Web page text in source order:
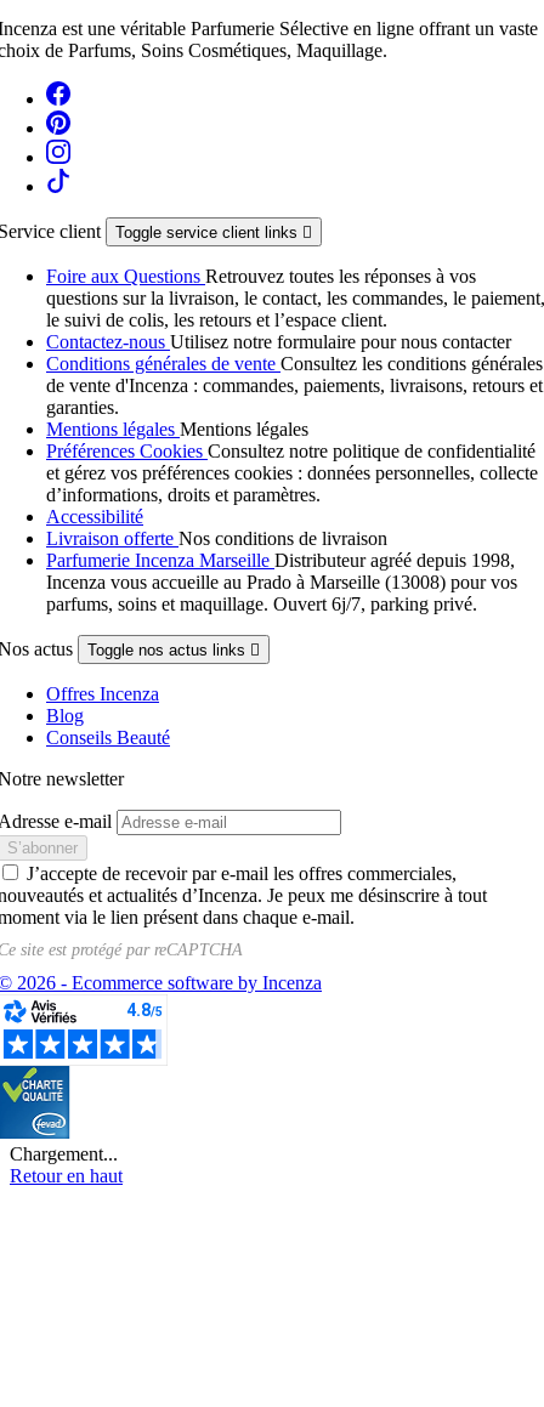
est une véritable Parfumerie Sélective en ligne offrant un vaste
de Parfums, Soins Cosmétiques, Maquillage.
client Toggle service client links 
Foire aux Questions Retrouvez toutes les réponses à vos
questions sur la livraison, le contact, les commandes, le paiement,
le suivi de colis, les retours et l’espace client.
Contactez-nous Utilisez notre formulaire pour nous contacter
Conditions générales de vente Consultez les conditions générales
de vente d'Incenza : commandes, paiements, livraisons, retours et
garanties.
Mentions légales Mentions légales
Préférences Cookies Consultez notre politique de confidentialité
et gérez vos préférences cookies : données personnelles, collecte
d’informations, droits et paramètres.
Accessibilité
Livraison offerte Nos conditions de livraison
Parfumerie Incenza Marseille Distributeur agréé depuis 1998,
Incenza vous accueille au Prado à Marseille (13008) pour vos
parfums, soins et maquillage. Ouvert 6j/7, parking privé.
actus Toggle nos actus links 
Offres Incenza
Blog
Conseils Beauté
newsletter
e-mail
J’accepte de recevoir par e-mail les offres commerciales,
et actualités d’Incenza. Je peux me désinscrire à tout
via le lien présent dans chaque e-mail.
site est protégé parreCAPTCHA
2026 - Ecommerce software by Incenza
Chargement...
Retour en haut